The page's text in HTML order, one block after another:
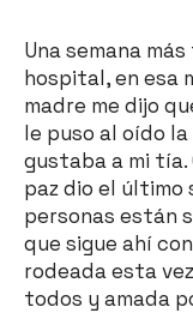
Una semana
hospital, en esa
madre me dijo
le puso al oído
gustaba a mi tía.
paz dio el último
personas están
que sigue ahí
rodeada esta
todos y amada